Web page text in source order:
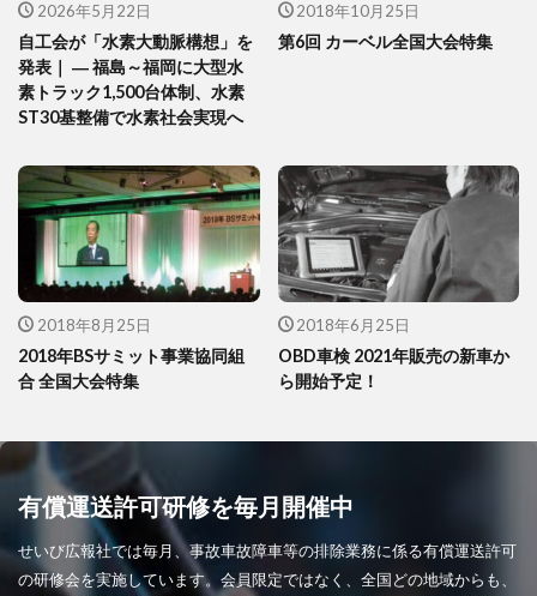
2026年5月22日
自工会が「水素大動脈構想」を
発表｜ ― 福島～福岡に大型水
素トラック1,500台体制、水素
ST30基整備で水素社会実現へ
2018年10月25日
第6回 カーベル全国大会特集
2018年8月25日
2018年BSサミット事業協同組
合 全国大会特集
2018年6月25日
OBD車検 2021年販売の新車か
ら開始予定！
有償運送許可研修を毎月開催中
せいび広報社では毎月、事故車故障車等の排除業務に係る有償運送許可
の研修会を実施しています。会員限定ではなく、全国どの地域からも、